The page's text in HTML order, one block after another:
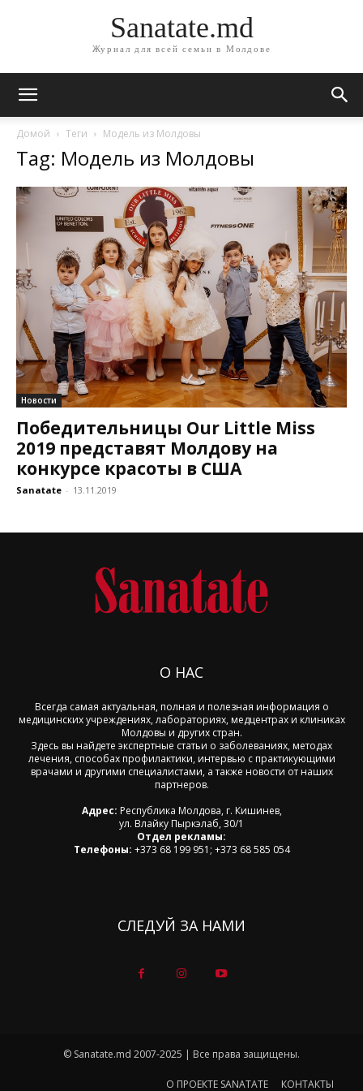
Sanatate.md
Журнал для всей семьи в Молдове
Домой Теги Модель из Молдовы
Tag: Модель из Молдовы
Новости
Победительницы Our Little Miss
2019 представят Молдову на
конкурсе красоты в США
Sanatate - 13.11.2019
О НАС
Всегда самая актуальная, полная и полезная информация о
медицинских учреждениях, лабораториях, медцентрах и клиниках
Молдовы и других стран.
Здесь вы найдете экспертные статьи о заболеваниях, методах
лечения, способах профилактики, интервью с практикующими
врачами и другими специалистами, а также новости от наших
партнеров.
Адрес: Республика Молдова, г. Кишинев,
ул. Влайку Пыркэлаб, 30/1
Отдел рекламы:
Телефоны: +373 68 199 951; +373 68 585 054
СЛЕДУЙ ЗА НАМИ
© Sanatate.md 2007-2025 | Все права защищены.
О ПРОЕКТЕ SANATATE КОНТАКТЫ